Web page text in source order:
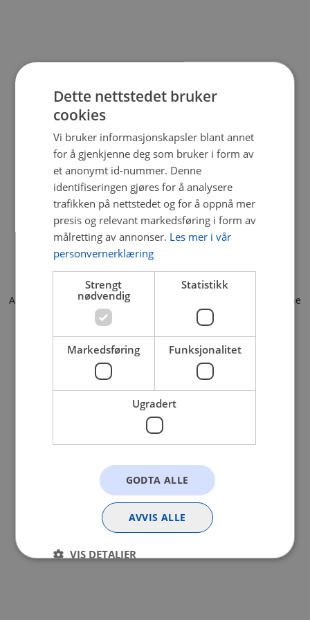
Application error: a client-side exception has occurred (see the
browser console for more information).
Dette nettstedet bruker
cookies
Vi bruker informasjonskapsler blant annet
for å gjenkjenne deg som bruker i form av
et anonymt id-nummer. Denne
identifiseringen gjøres for å analysere
trafikken på nettstedet og for å oppnå mer
presis og relevant markedsføring i form av
målretting av annonser. Les mer i vår
personvernerklæring
Strengt
nødvendig
Statistikk
Markedsføring Funksjonalitet
Ugradert
GODTA ALLE
AVVIS ALLE
VIS DETALJER